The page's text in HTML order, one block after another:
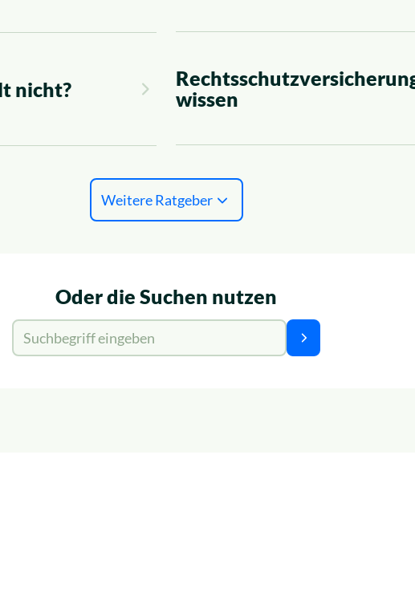
nicht?
wissen
Weitere Ratgeber
Oder die Suchen nutzen
Suche für:
Suchen